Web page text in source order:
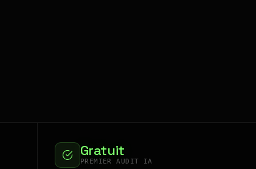
Gratuit
PREMIER AUDIT IA